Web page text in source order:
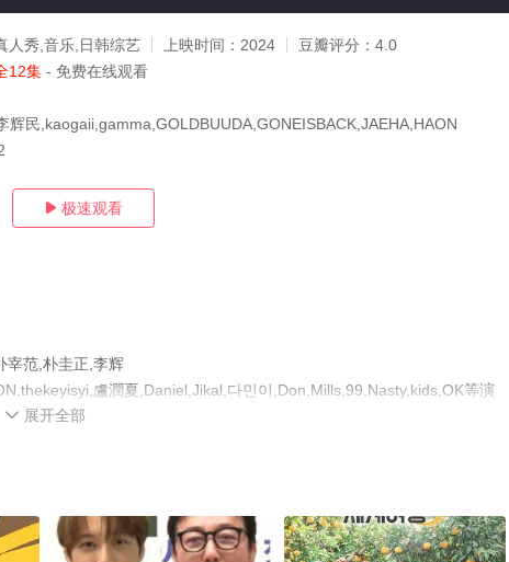
人秀,音乐,日韩综艺 上映时间： 2024 豆瓣评分： 4.0
12集 - 免费在线观看
辉民,kaogaii,gamma,GOLDBUUDA,GONEISBACK,JAEHA,HAON
 极速观看
宰范,朴圭正,李辉
盧潤夏,Daniel,Jikal,다민이,Don,Mills,99,Nasty,kids,OK等演
机免费观看高清未删减完整版综艺节目就上飘花影院，更多相关信息可
 展开全部